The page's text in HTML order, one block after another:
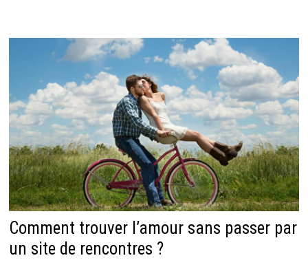
Comment trouver l’amour sans passer par
un site de rencontres ?